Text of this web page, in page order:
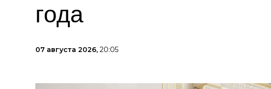
года
07 августа 2026, 20:05